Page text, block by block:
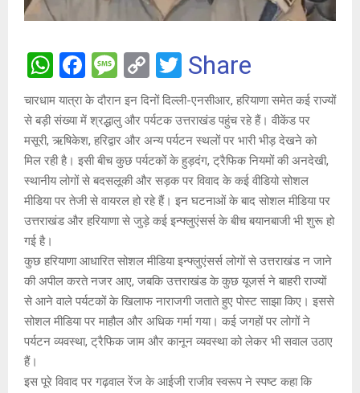
W
h
at
s
A
p
p
F
a
ce
b
o
o
k
M
es
s
a
g
e
C
o
py
Li
n
k
T
wi
tt
er
Share
चारधाम यात्रा के दौरान इन दिनों दिल्ली-एनसीआर, हरियाणा समेत कई राज्यों
से बड़ी संख्या में श्रद्धालु और पर्यटक उत्तराखंड पहुंच रहे हैं। वीकेंड पर
मसूरी, ऋषिकेश, हरिद्वार और अन्य पर्यटन स्थलों पर भारी भीड़ देखने को
मिल रही है। इसी बीच कुछ पर्यटकों के हुड़दंग, ट्रैफिक नियमों की अनदेखी,
स्थानीय लोगों से बदसलूकी और सड़क पर विवाद के कई वीडियो सोशल
मीडिया पर तेजी से वायरल हो रहे हैं। इन घटनाओं के बाद सोशल मीडिया पर
उत्तराखंड और हरियाणा से जुड़े कई इन्फ्लुएंसर्स के बीच बयानबाजी भी शुरू हो
गई है।
कुछ हरियाणा आधारित सोशल मीडिया इन्फ्लुएंसर्स लोगों से उत्तराखंड न जाने
की अपील करते नजर आए, जबकि उत्तराखंड के कुछ यूजर्स ने बाहरी राज्यों
से आने वाले पर्यटकों के खिलाफ नाराजगी जताते हुए पोस्ट साझा किए। इससे
सोशल मीडिया पर माहौल और अधिक गर्मा गया। कई जगहों पर लोगों ने
पर्यटन व्यवस्था, ट्रैफिक जाम और कानून व्यवस्था को लेकर भी सवाल उठाए
हैं।
इस पूरे विवाद पर गढ़वाल रेंज के आईजी राजीव स्वरूप ने स्पष्ट कहा कि